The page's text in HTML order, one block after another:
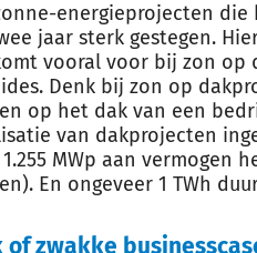
energieprojecten
jaar sterk gestegen.
vooral voor bij zon op
Denk bij zon op
op het dak van een
van dakprojecten
MWp aan vermogen
En ongeveer 1 TWh
of zwakke